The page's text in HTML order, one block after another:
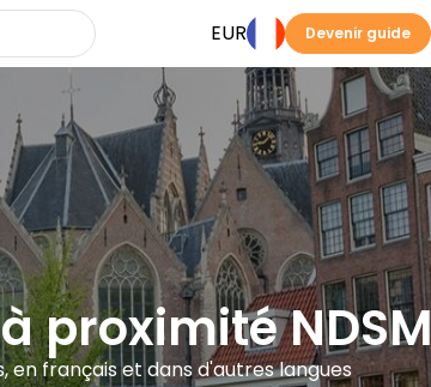
EUR Devenir guide
proximité NDSM
en français et dans d'autres langues